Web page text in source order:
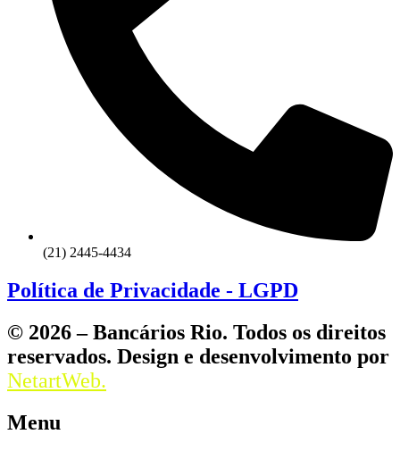
(21) 2445-4434
Política de Privacidade - LGPD
© 2026 – Bancários Rio. Todos os direitos
reservados. Design e desenvolvimento por
NetartWeb.
Menu